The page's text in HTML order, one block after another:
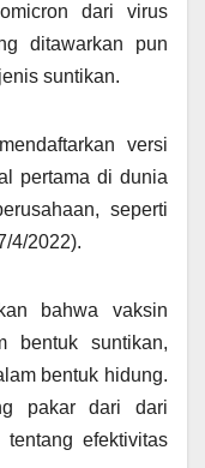
dari virus
ditawarkan pun
suntikan.
versi
pertama di dunia
seperti
4/2022).
bahwa vaksin
bentuk suntikan,
bentuk hidung.
pakar dari dari
efektivitas